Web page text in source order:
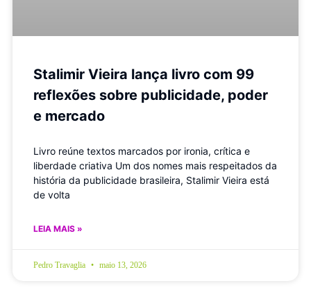
Stalimir Vieira lança livro com 99
reflexões sobre publicidade, poder
e mercado
Livro reúne textos marcados por ironia, crítica e
liberdade criativa Um dos nomes mais respeitados da
história da publicidade brasileira, Stalimir Vieira está
de volta
LEIA MAIS »
Pedro Travaglia maio 13, 2026